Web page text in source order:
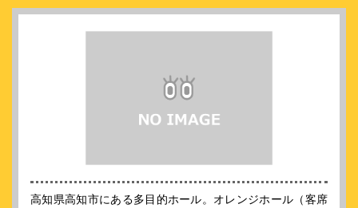
高知県高知市にある多目的ホール。オレンジホール（客席